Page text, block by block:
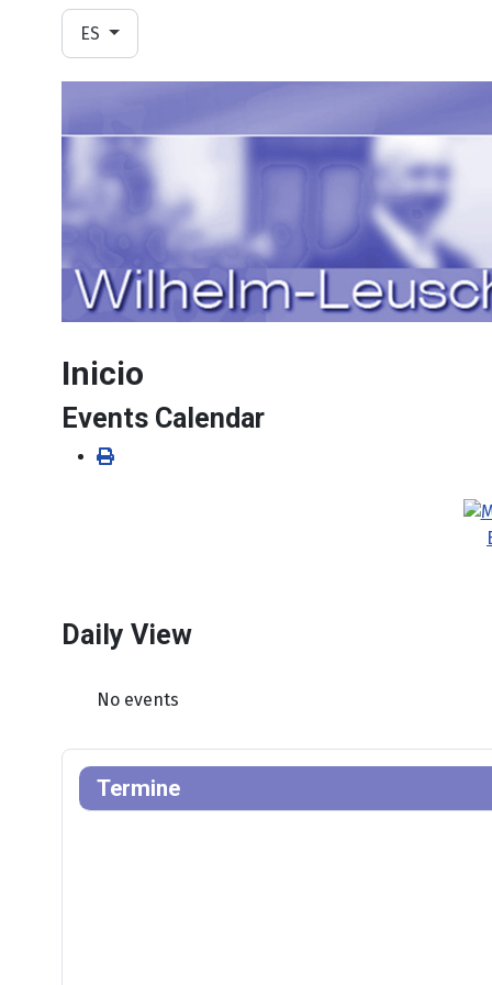
Seleccione su idioma
ES
Inicio
Events Calendar
Daily View
No events
Termine